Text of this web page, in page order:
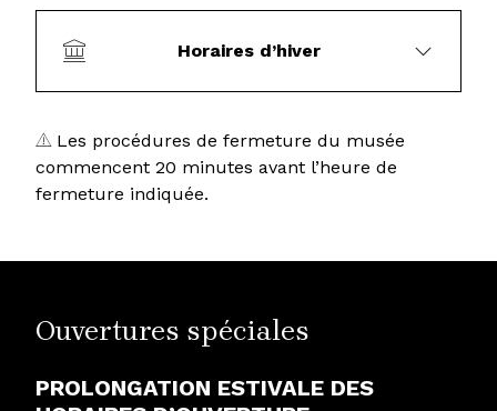
Horaires d’hiver
Les procédures de fermeture du musée
commencent 20 minutes avant l’heure de
fermeture indiquée.
Ouvertures spéciales
PROLONGATION ESTIVALE DES